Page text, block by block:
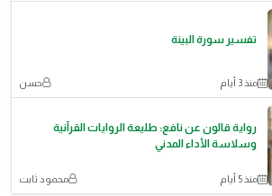
تفسير سورة البينة
منذ 3 أيام حسن
رواية قالون عن نافع: طليعة الروايات القرآنية
وسلاسة الأداء المدني
منذ 5 أيام محمود ثابت